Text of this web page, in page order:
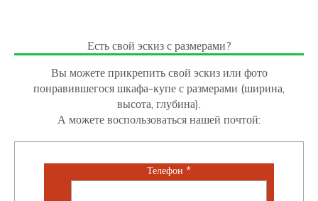
Есть свой эскиз с размерами?
Вы можете прикрепить свой эскиз или фото
понравившегося шкафа-купе с размерами (ширина,
высота, глубина).
А можете воспользоваться нашей почтой:
Телефон *